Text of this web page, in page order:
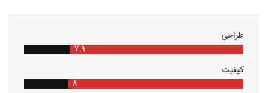
طراحی
7.9
کیفیت
8